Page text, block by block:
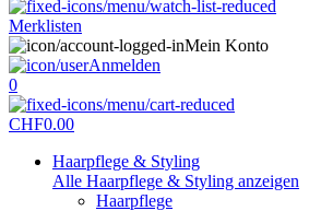
Merklisten
Mein Konto
Anmelden
0
CHF0.00
Haarpflege & Styling
Alle Haarpflege & Styling anzeigen
Haarpflege